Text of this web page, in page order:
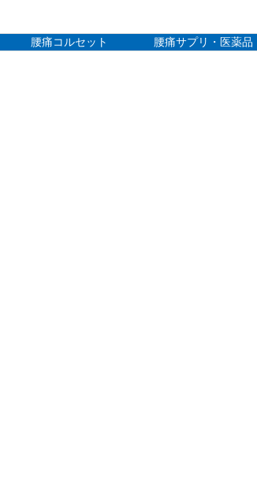
腰痛コルセット 腰痛サプリ・医薬品